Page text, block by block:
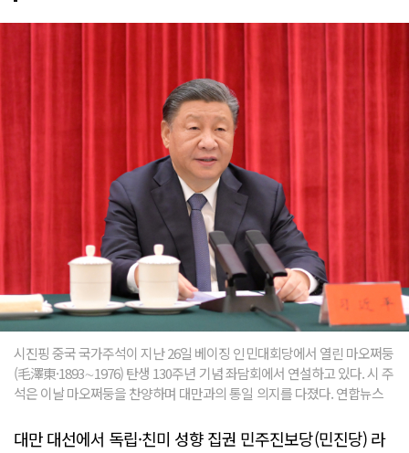
시진핑 중국 국가주석이 지난 26일 베이징 인민대회당에서 열린 마오쩌둥
(毛澤東·1893∼1976) 탄생 130주년 기념 좌담회에서 연설하고 있다. 시 주
석은 이날 마오쩌둥을 찬양하며 대만과의 통일 의지를 다졌다. 연합뉴스
대만 대선에서 독립·친미 성향 집권 민주진보당(민진당) 라